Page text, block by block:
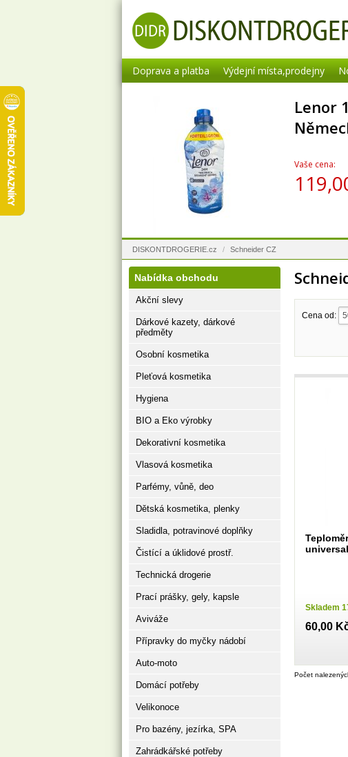
Doprava a platba Výdejní místa,prodejny
Lenor
Vaše cena:
DISKONTDROGERIE.cz / Schneider CZ
Cena od:
Skladem
60,00
Počet
Nabídka obchodu
Akční slevy
Dárkové kazety, dárkové
předměty
Osobní kosmetika
Pleťová kosmetika
Hygiena
BIO a Eko výrobky
Dekorativní kosmetika
Vlasová kosmetika
Parfémy, vůně, deo
Dětská kosmetika, plenky
Sladidla, potravinové doplňky
Čistící a úklidové prostř.
Technická drogerie
Prací prášky, gely, kapsle
Aviváže
Přípravky do myčky nádobí
Auto-moto
Domácí potřeby
Velikonoce
Pro bazény, jezírka, SPA
Zahrádkářské potřeby